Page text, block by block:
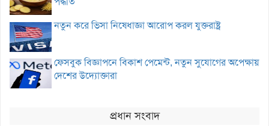
নতুন করে ভিসা নিষেধাজ্ঞা আরোপ করল যুক্তরাষ্ট্র
ফেসবুক বিজ্ঞাপনে বিকাশ পেমেন্ট, নতুন সুযোগের অপেক্ষায়
দেশের উদ্যোক্তারা
প্রধান সংবাদ